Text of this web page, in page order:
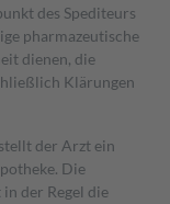
des Spediteurs
pharmazeutische
dienen, die
Klärungen
der Arzt ein
Die
der Regel die